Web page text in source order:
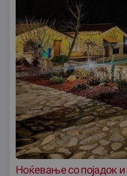
Ноќевање со појадок